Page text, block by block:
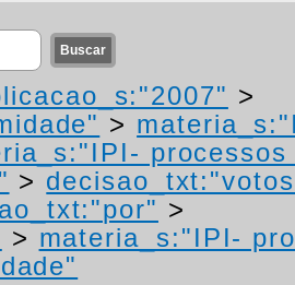
>
>
processos
>
>
> materia_s:"IPI-